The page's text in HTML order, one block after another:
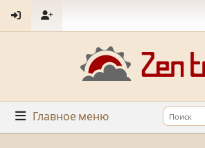
Главное меню